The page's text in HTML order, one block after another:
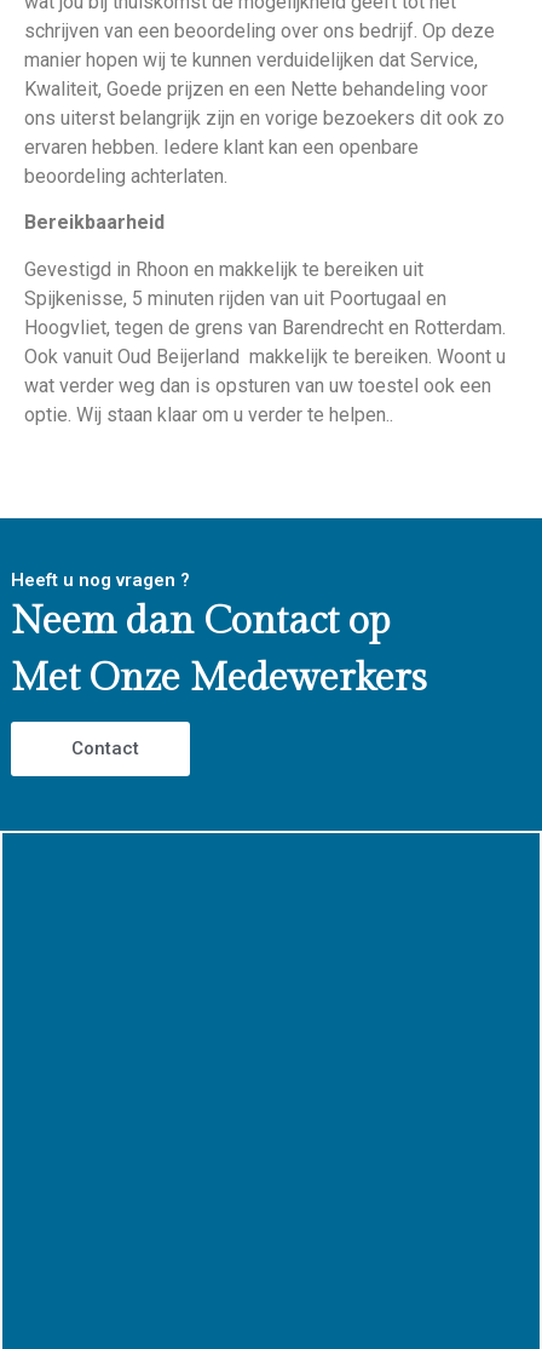
schrijven van een beoordeling over ons bedrijf. Op deze
manier hopen wij te kunnen verduidelijken dat Service,
Kwaliteit, Goede prijzen en een Nette behandeling voor
ons uiterst belangrijk zijn en vorige bezoekers dit ook zo
ervaren hebben. Iedere klant kan een openbare
beoordeling achterlaten.
Bereikbaarheid
Gevestigd in Rhoon en makkelijk te bereiken uit
Spijkenisse, 5 minuten rijden van uit Poortugaal en
Hoogvliet, tegen de grens van Barendrecht en Rotterdam.
Ook vanuit Oud Beijerland makkelijk te bereiken. Woont u
wat verder weg dan is opsturen van uw toestel ook een
optie. Wij staan klaar om u verder te helpen..
Heeft u nog vragen ?
Neem dan Contact op
Met Onze Medewerkers
Contact